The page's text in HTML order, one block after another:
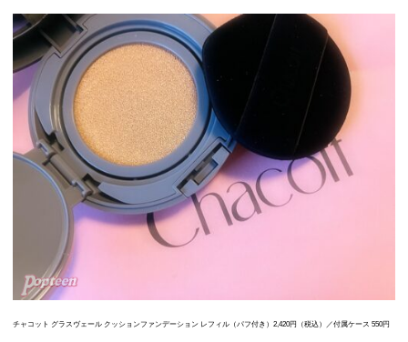
チャコット グラスヴェール クッションファンデーション レフィル（パフ付き）2,420円（税込）／付属ケース 550円